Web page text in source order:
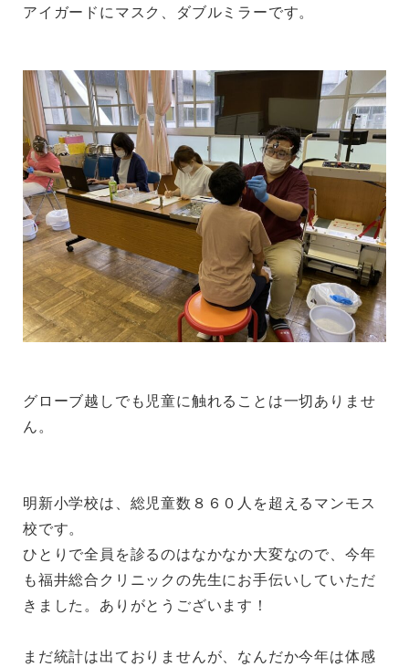
アイガードにマスク、ダブルミラーです。
グローブ越しでも児童に触れることは一切ありませ
ん。
明新小学校は、総児童数８６０人を超えるマンモス
校です。
ひとりで全員を診るのはなかなか大変なので、今年
も福井総合クリニックの先生にお手伝いしていただ
きました。ありがとうございます！
まだ統計は出ておりませんが、なんだか今年は体感